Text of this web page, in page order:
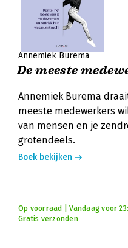
Annemiek Burema
De meeste
Annemiek Burema
meeste medewerkers
van mensen en je
grotendeels.
Boek bekijken
Op voorraad | Vandaag voor
Gratis verzonden